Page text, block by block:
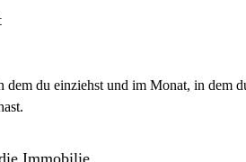
dem du einziehst und im Monat, in dem
Immobilie